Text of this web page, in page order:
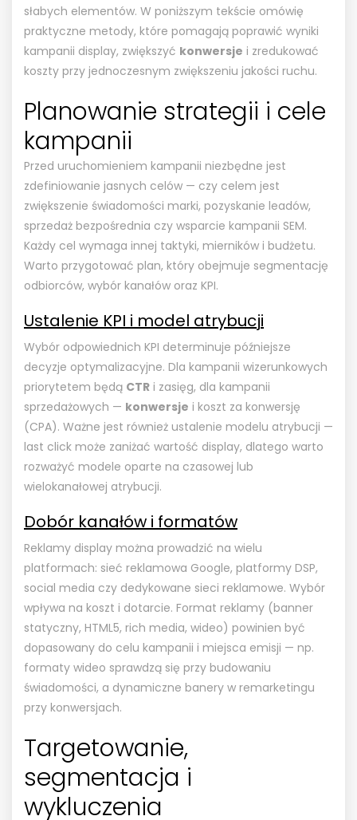
słabych elementów. W poniższym tekście omówię
praktyczne metody, które pomagają poprawić wyniki
kampanii display, zwiększyć konwersje i zredukować
koszty przy jednoczesnym zwiększeniu jakości ruchu.
Planowanie strategii i cele
kampanii
Przed uruchomieniem kampanii niezbędne jest
zdefiniowanie jasnych celów — czy celem jest
zwiększenie świadomości marki, pozyskanie leadów,
sprzedaż bezpośrednia czy wsparcie kampanii SEM.
Każdy cel wymaga innej taktyki, mierników i budżetu.
Warto przygotować plan, który obejmuje segmentację
odbiorców, wybór kanałów oraz KPI.
Ustalenie KPI i model atrybucji
Wybór odpowiednich KPI determinuje późniejsze
decyzje optymalizacyjne. Dla kampanii wizerunkowych
priorytetem będą CTR i zasięg, dla kampanii
sprzedażowych — konwersje i koszt za konwersję
(CPA). Ważne jest również ustalenie modelu atrybucji —
last click może zaniżać wartość display, dlatego warto
rozważyć modele oparte na czasowej lub
wielokanałowej atrybucji.
Dobór kanałów i formatów
Reklamy display można prowadzić na wielu
platformach: sieć reklamowa Google, platformy DSP,
social media czy dedykowane sieci reklamowe. Wybór
wpływa na koszt i dotarcie. Format reklamy (banner
statyczny, HTML5, rich media, wideo) powinien być
dopasowany do celu kampanii i miejsca emisji — np.
formaty wideo sprawdzą się przy budowaniu
świadomości, a dynamiczne banery w remarketingu
przy konwersjach.
Targetowanie,
segmentacja i
wykluczenia